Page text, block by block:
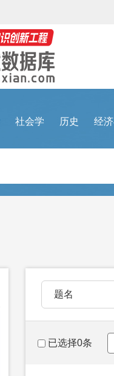
社会学 历史 经
题名
已选择0条